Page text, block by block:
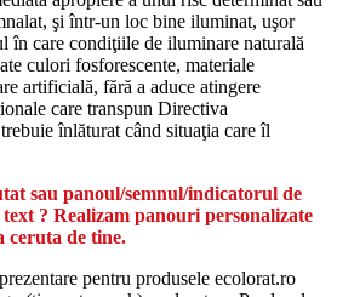
şi într-un loc bine iluminat, uşor
în care condiţiile de iluminare naturală
culori fosforescente, materiale
artificială, fără a aduce atingere
care transpun Directiva
înlăturat când situaţia care îl
sau panoul/semnul/indicatorul de
? Realizam panouri personalizate
ceruta de tine.
pentru produsele ecolorat.ro